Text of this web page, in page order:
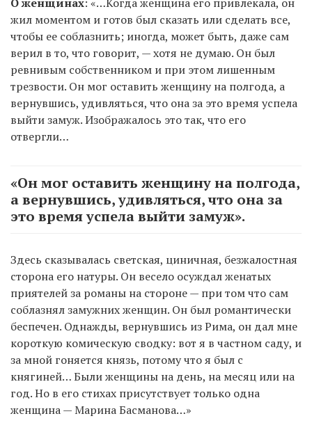
О женщинах: «…Когда женщина его привлекала, он
жил моментом и готов был сказать или сделать все,
чтобы ее соблазнить; иногда, может быть, даже сам
верил в то, что говорит, — хотя не думаю. Он был
ревнивым собственником и при этом лишенным
трезвости. Он мог оставить женщину на полгода, а
вернувшись, удивляться, что она за это время успела
выйти замуж. Изображалось это так, что его
отвергли…
«Он мог оставить женщину на полгода,
а вернувшись, удивляться, что она за
это время успела выйти замуж».
Здесь сказывалась светская, циничная, безжалостная
сторона его натуры. Он весело осуждал женатых
приятелей за романы на стороне — при том что сам
соблазнял замужних женщин. Он был романтически
беспечен. Однажды, вернувшись из Рима, он дал мне
короткую комическую сводку: вот я в частном саду, и
за мной гоняется князь, потому что я был с
княгиней… Были женщины на день, на месяц или на
год. Но в его стихах присутствует только одна
женщина — Марина Басманова…»